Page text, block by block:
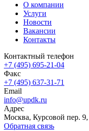
О компании
Услуги
Новости
Вакансии
Контакты
Контактный телефон
+7 (495) 695-21-04
Факс
+7 (495) 637-31-71
Email
info@updk.ru
Адрес
Москва, Курсовой пер. 9
Обратная связь